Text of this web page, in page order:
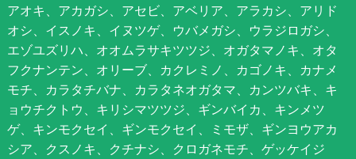
アオキ、アカガシ、アセビ、アベリア、アラカシ、アリド
オシ、イスノキ、イヌツゲ、ウバメガシ、ウラジロガシ、
エゾユズリハ、オオムラサキツツジ、オガタマノキ、オタ
フクナンテン、オリーブ、カクレミノ、カゴノキ、カナメ
モチ、カラタチバナ、カラタネオガタマ、カンツバキ、キ
ョウチクトウ、キリシマツツジ、ギンバイカ、キンメツ
ゲ、キンモクセイ、ギンモクセイ、ミモザ、ギンヨウアカ
シア、クスノキ、クチナシ、クロガネモチ、ゲッケイジ